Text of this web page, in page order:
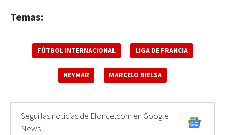
Temas:
FÚTBOL INTERNACIONAL LIGA DE FRANCIA
NEYMAR MARCELO BIELSA
Seguí las noticias de Elonce.com en Google
News